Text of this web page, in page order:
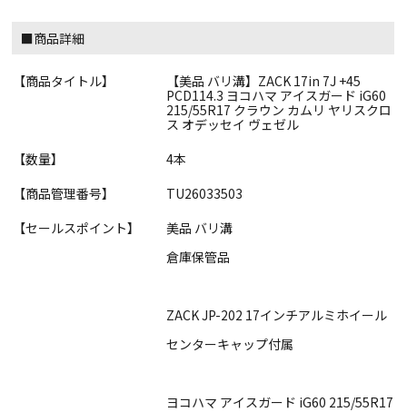
■商品詳細
【商品タイトル】
【美品 バリ溝】ZACK 17in 7J +45
PCD114.3 ヨコハマ アイスガード iG60
215/55R17 クラウン カムリ ヤリスクロ
ス オデッセイ ヴェゼル
【数量】
4本
【商品管理番号】
TU26033503
【セールスポイント】
美品 バリ溝
倉庫保管品
ZACK JP-202 17インチアルミホイール
センターキャップ付属
ヨコハマ アイスガード iG60 215/55R17